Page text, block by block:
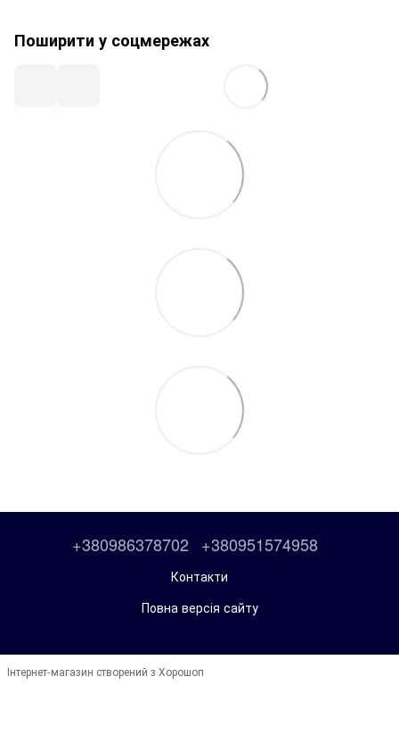
Поширити у соцмережах
+380986378702 +380951574958
Контакти
Повна версія сайту
Інтернет-магазин створений з Хорошоп